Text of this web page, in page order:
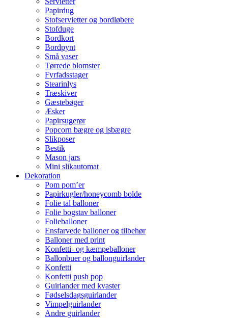
Papirdug
Stofservietter og bordløbere
Stofduge
Bordkort
Bordpynt
Små vaser
Tørrede blomster
Fyrfadsstager
Stearinlys
Træskiver
Gæstebøger
Æsker
Papirsugerør
Popcorn bægre og isbægre
Slikposer
Bestik
Mason jars
Mini slikautomat
Dekoration
Pom pom’er
Papirkugler/honeycomb bolde
Folie tal balloner
Folie bogstav balloner
Folieballoner
Ensfarvede balloner og tilbehør
Balloner med print
Konfetti- og kæmpeballoner
Ballonbuer og ballonguirlander
Konfetti
Konfetti push pop
Guirlander med kvaster
Fødselsdagsguirlander
Vimpelguirlander
Andre guirlander